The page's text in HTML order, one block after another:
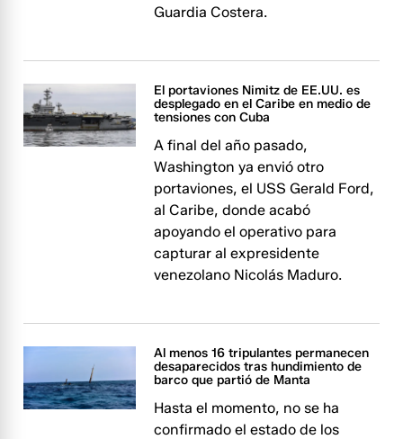
Guardia Costera.
El portaviones Nimitz de EE.UU. es
desplegado en el Caribe en medio de
tensiones con Cuba
A final del año pasado,
Washington ya envió otro
portaviones, el USS Gerald Ford,
al Caribe, donde acabó
apoyando el operativo para
capturar al expresidente
venezolano Nicolás Maduro.
Al menos 16 tripulantes permanecen
desaparecidos tras hundimiento de
barco que partió de Manta
Hasta el momento, no se ha
confirmado el estado de los